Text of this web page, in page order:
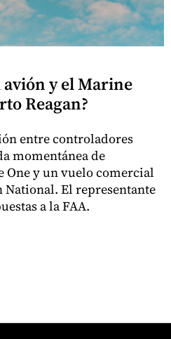
avión y el Marine
Reagan?
entre controladores
momentánea de
One y un vuelo comercial
National. El representante
a la FAA.